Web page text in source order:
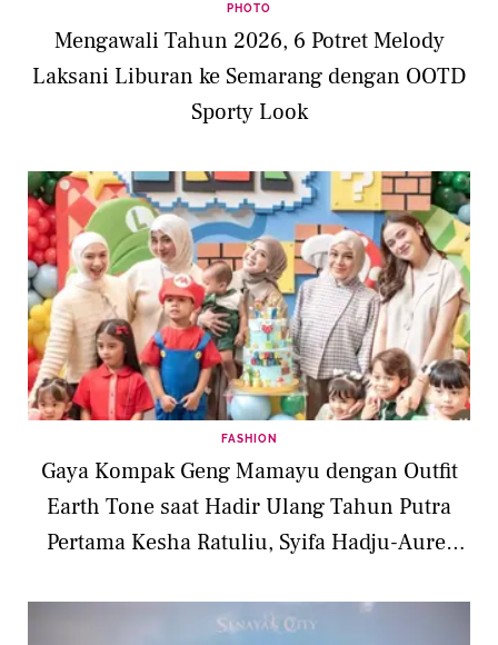
PHOTO
Mengawali Tahun 2026, 6 Potret Melody
Laksani Liburan ke Semarang dengan OOTD
Sporty Look
FASHION
Gaya Kompak Geng Mamayu dengan Outfit
Earth Tone saat Hadir Ulang Tahun Putra
Pertama Kesha Ratuliu, Syifa Hadju-Aurel